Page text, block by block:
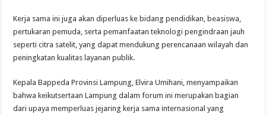
Kerja sama ini juga akan diperluas ke bidang pendidikan, beasiswa,
pertukaran pemuda, serta pemanfaatan teknologi pengindraan jauh
seperti citra satelit, yang dapat mendukung perencanaan wilayah dan
peningkatan kualitas layanan publik.
Kepala Bappeda Provinsi Lampung, Elvira Umihani, menyampaikan
bahwa keikutsertaan Lampung dalam forum ini merupakan bagian
dari upaya memperluas jejaring kerja sama internasional yang